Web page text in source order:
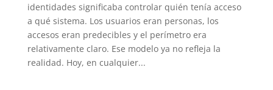
identidades significaba controlar quién tenía acceso
a qué sistema. Los usuarios eran personas, los
accesos eran predecibles y el perímetro era
relativamente claro. Ese modelo ya no refleja la
realidad. Hoy, en cualquier...